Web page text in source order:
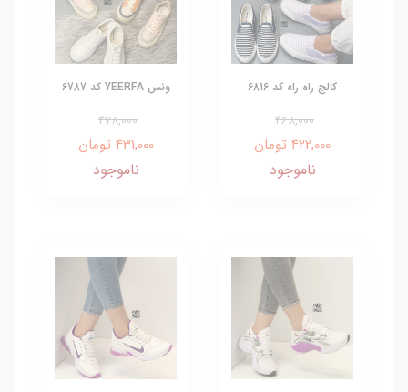
کالج راه راه کد 6816
468,000
422,000 تومان
ناموجود
ونس YEERFA کد 6787
478,000
431,000 تومان
ناموجود